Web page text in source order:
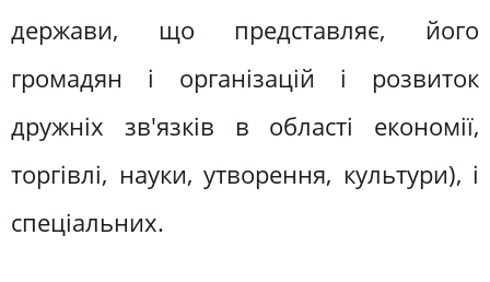
держави, що представляє, його
громадян і організацій і розвиток
дружніх зв'язків в області економії,
торгівлі, науки, утворення, культури), і
спеціальних.